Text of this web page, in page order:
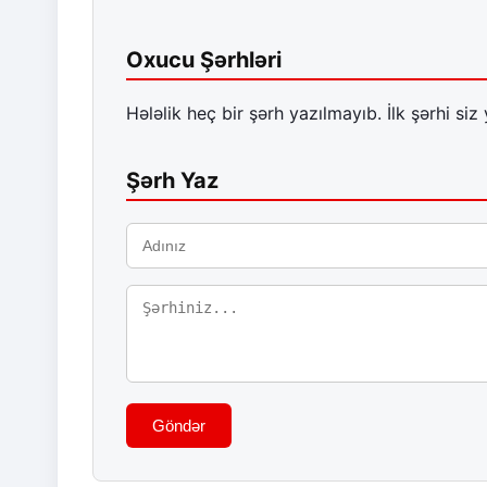
Oxucu Şərhləri
Hələlik heç bir şərh yazılmayıb. İlk şərhi siz
Şərh Yaz
Göndər